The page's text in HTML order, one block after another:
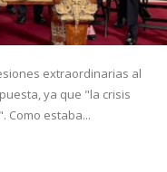
extraordinarias al
ya que "la crisis
Como estaba...